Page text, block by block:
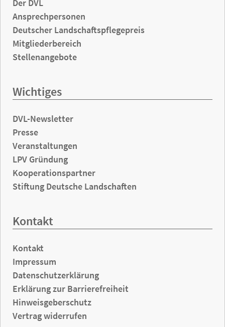
Der DVL
Ansprechpersonen
Deutscher Landschaftspflegepreis
Mitgliederbereich
Stellenangebote
Wichtiges
DVL-Newsletter
Presse
Veranstaltungen
LPV Gründung
Kooperationspartner
Stiftung Deutsche Landschaften
Kontakt
Kontakt
Impressum
Datenschutzerklärung
Erklärung zur Barrierefreiheit
Hinweisgeberschutz
Vertrag widerrufen